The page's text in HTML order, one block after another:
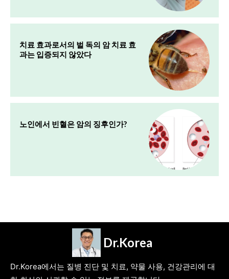
치료 효과로서의 벌 독의 암 치료 효
과는 입증되지 않았다
노인에서 빈혈은 암의 징후인가?
Dr.Korea
Dr.Korea에서는 질병 진단 및 치료, 약물 사용, 건강관리에 대